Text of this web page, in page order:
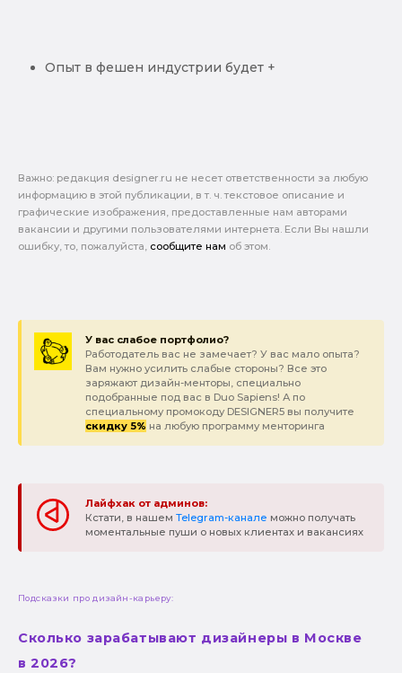
Опыт в фешен индустрии будет +
Важно: pедакция designer.ru не несет ответственности за любую
информацию в этой публикации, в т. ч. текстовое описание и
графические изображения, предоставленные нам авторами
вакансии и другими пользователями интернета. Если Вы нашли
ошибку, то, пожалуйста, сообщите нам об этом.
У вас слабое портфолио?
Работодатель вас не замечает? У вас мало опыта?
Вам нужно усилить слабые стороны? Все это
заряжают дизайн-менторы, специально
подобранные под вас в Duo Sapiens! А по
специальному промокоду DESIGNER5 вы получите
скидку 5% на любую программу менторинга
Лайфхак от админов:
Кстати, в нашем Telegram-канале можно получать
моментальные пуши о новых клиентах и вакансиях
Подсказки про дизайн-карьеру:
Сколько зарабатывают дизайнеры в Москве
в 2026?